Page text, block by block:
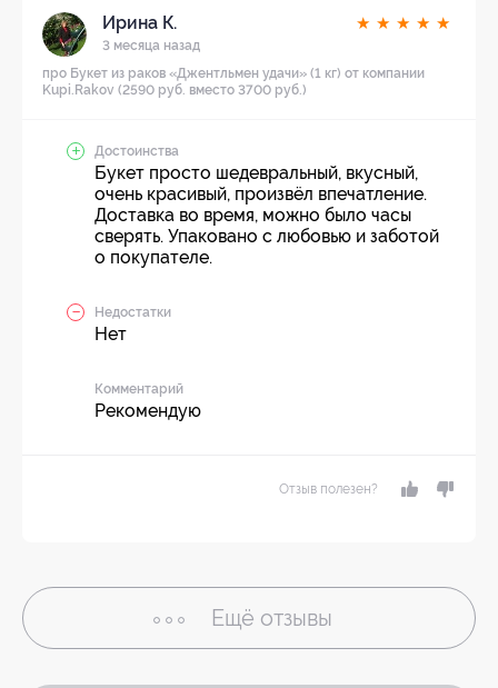
Ирина К.
3 месяца назад
★ ★ ★ ★ ★
про Букет из раков «Джентльмен удачи» (1 кг) от компании
Kupi.Rakov (2590 руб. вместо 3700 руб.)
Достоинства
Букет просто шедевральный, вкусный,
очень красивый, произвёл впечатление.
Доставка во время, можно было часы
сверять. Упаковано с любовью и заботой
о покупателе.
Недостатки
Нет
Комментарий
Рекомендую
Отзыв полезен?
Ещё отзывы